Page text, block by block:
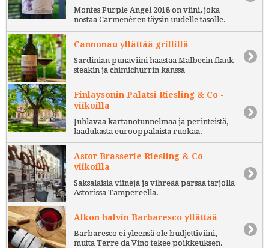
Montes Purple Angel 2018 on viini, joka
nostaa Carmenèren täysin uudelle tasolle.
Cannonau yllättää grillillä
Sardinian punaviini haastaa Malbecin flank
steakin ja chimichurrin kanssa
Finlaysonin Palatsi Riesling & Co -
viikoilla
Juhlavaa kartanotunnelmaa ja perinteistä,
laadukasta eurooppalaista ruokaa.
Astor Brasserie Riesling & Co -
viikoilla
Saksalaisia viinejä ja vihreää parsaa tarjolla
Astorissa Tampereella.
Alkon halvin Barbaresco yllättää
Barbaresco ei yleensä ole budjettiviini,
mutta Terre da Vino tekee poikkeuksen.